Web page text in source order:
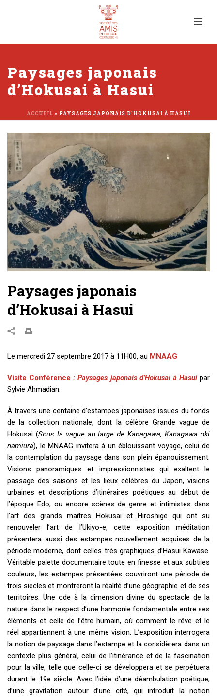
Paysages japonais
d’Hokusai à Hasui
ACCUEIL » PAYSAGES JAPONAIS D’HOKUSAI À HASUI
Paysages japonais
d’Hokusai à Hasui
Le mercredi 27 septembre 2017 à 11H00, au MNAAG
Visite Conférence : Paysages japonais d’Hokusai à Hasuipar
Sylvie Ahmadian.
À travers une centaine d’estampes japonaises issues du fonds
de la collection nationale, dont la célèbre Grande vague de
Hokusai (Sous la vague au large de Kanagawa, Kanagawa oki
namiura), le MNAAG invitera à un éblouissant voyage, celui de
la contemplation du paysage dans son plein épanouissement.
Visions panoramiques et impressionnistes qui exaltent le
passage des saisons et les lieux célèbres du Japon, visions
urbaines et descriptions d’itinéraires poétiques au début de
l’époque Edo, ou encore scènes de genre et intimistes dans
l’art des grands maîtres Hokusai et Hiroshige qui ont su
renouveler l’art de l’Ukiyo-e, cette exposition méditation
présentera aussi des estampes nouvellement acquises de la
période moderne, dont celles très graphiques d’Hasui Kawase.
Véritable palette documentaire toute en finesse et aux subtiles
couleurs, les estampes présentées couvriront une période de
trois siècles et montreront la réalité d’une géographie et de ses
territoires. Une ode à la dimension divine du spectacle de la
nature dans le respect d’une harmonie fondamentale entre ses
éléments et celle de l’être humain, où comment le rêve et le
réel appartiennent à une même vision. L’exposition interrogera
la notion de paysage dans l’estampe et la considèrera dans un
contexte plus général, celui de l’itinérance et de la fascination
pour la ville, telle que celle-ci se développera et se perpétuera
durant le 19e siècle. Avec l’idée d’une déambulation poétique,
d’une gravitation autour d’une cité, qui introduit la notion